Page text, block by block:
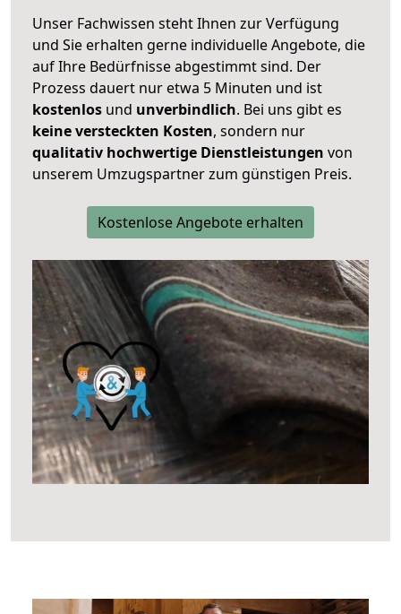
Unser Fachwissen steht Ihnen zur Verfügung
und Sie erhalten gerne individuelle Angebote, die
auf Ihre Bedürfnisse abgestimmt sind. Der
Prozess dauert nur etwa 5 Minuten und ist
kostenlos und unverbindlich. Bei uns gibt es
keine versteckten Kosten, sondern nur
qualitativ hochwertige Dienstleistungen von
unserem Umzugspartner zum günstigen Preis.
Kostenlose Angebote erhalten